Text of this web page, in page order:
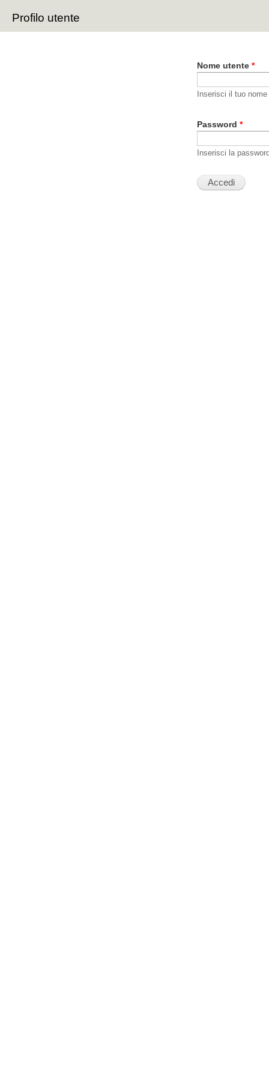
Profilo utente
Schede primarie
Nome utente *
Inserisci il tuo
Password *
Inserisci la